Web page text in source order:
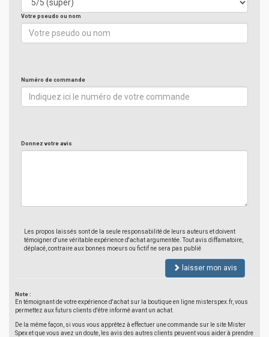
Votre pseudo ou nom
Numéro de commande
Donnez votre avis
Les propos laissés sont de la seule responsabilité de leurs auteurs et doivent
témoigner d'une véritable expérience d'achat argumentée. Tout avis diffamatoire,
déplacé, contraire aux bonnes moeurs ou fictif ne sera pas publié
laisser mon avis
Note :
En témoignant de votre expérience d'achat sur la boutique en ligne misterspex.fr, vous
permettez aux futurs clients d'être informé avant un achat.
De la même façon, si vous vous apprêtez à effectuer une commande sur le site Mister
Spex et que vous avez un doute, les avis des autres clients peuvent vous aider à prendre